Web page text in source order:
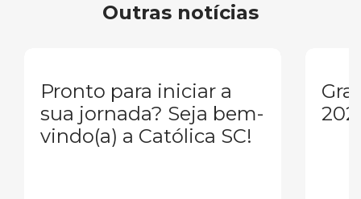
Outras notícias
Pronto para iniciar a
sua jornada? Seja bem-
vindo(a) a Católica SC!